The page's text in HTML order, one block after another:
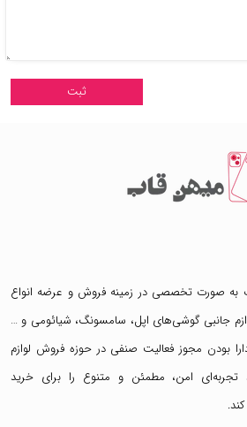
به صورت تخصصی در زمینه فروش و عرضه انواع
جانبی گوشی‌های اپل، سامسونگ، شیائومی و …
بودن مجوز فعالیت صنفی در حوزه فروش لوازم
تجربه‌ای امن، مطمئن و متنوع را برای خرید